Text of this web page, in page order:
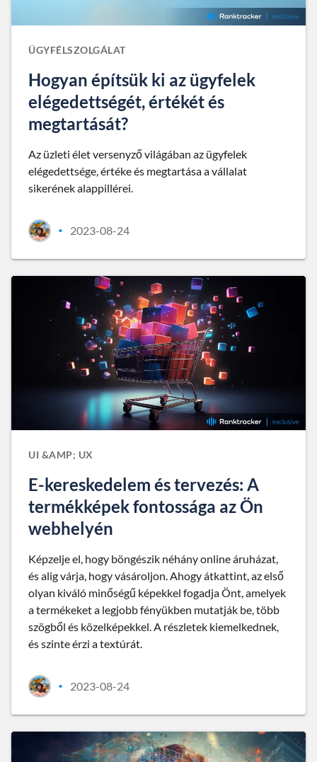
ÜGYFÉLSZOLGÁLAT
Hogyan építsük ki az ügyfelek
elégedettségét, értékét és
megtartását?
Az üzleti élet versenyző világában az ügyfelek
elégedettsége, értéke és megtartása a vállalat
sikerének alappillérei.
• 2023-08-24
UI &AMP; UX
E-kereskedelem és tervezés: A
termékképek fontossága az Ön
webhelyén
Képzelje el, hogy böngészik néhány online áruházat,
és alig várja, hogy vásároljon. Ahogy átkattint, az első
olyan kiváló minőségű képekkel fogadja Önt, amelyek
a termékeket a legjobb fényükben mutatják be, több
szögből és közelképekkel. A részletek kiemelkednek,
és szinte érzi a textúrát.
• 2023-08-24